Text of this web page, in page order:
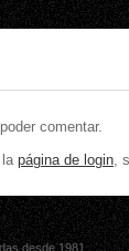
comentar.
la página de login,
desde 1981.